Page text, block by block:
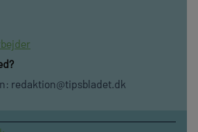
redaktion@tipsbladet.dk